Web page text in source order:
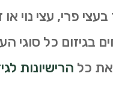
פרי, עצי נוי
בגיזום כל סוגי
את כל הרישיונות